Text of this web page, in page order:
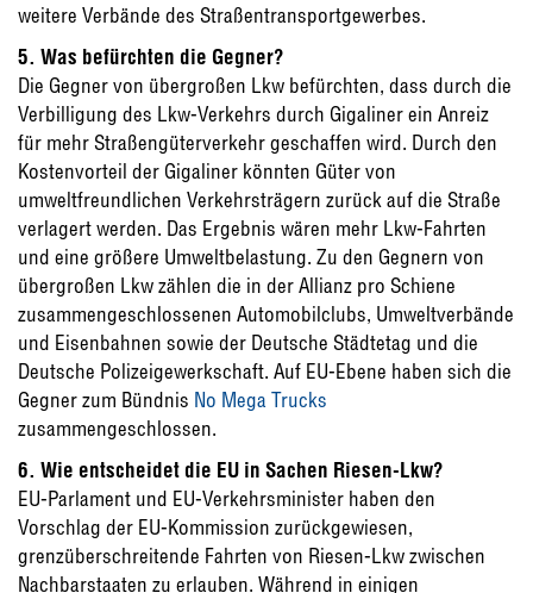
weitere Verbände des Straßentransportgewerbes.
5. Was befürchten die Gegner?
Die Gegner von übergroßen Lkw befürchten, dass durch die
Verbilligung des Lkw-Verkehrs durch Gigaliner ein Anreiz
für mehr Straßengüterverkehr geschaffen wird. Durch den
Kostenvorteil der Gigaliner könnten Güter von
umweltfreundlichen Verkehrsträgern zurück auf die Straße
verlagert werden. Das Ergebnis wären mehr Lkw-Fahrten
und eine größere Umweltbelastung. Zu den Gegnern von
übergroßen Lkw zählen die in der Allianz pro Schiene
zusammengeschlossenen Automobilclubs, Umweltverbände
und Eisenbahnen sowie der Deutsche Städtetag und die
Deutsche Polizeigewerkschaft. Auf EU-Ebene haben sich die
Gegner zum Bündnis No Mega Trucks
zusammengeschlossen.
6. Wie entscheidet die EU in Sachen Riesen-Lkw?
EU-Parlament und EU-Verkehrsminister haben den
Vorschlag der EU-Kommission zurückgewiesen,
grenzüberschreitende Fahrten von Riesen-Lkw zwischen
Nachbarstaaten zu erlauben. Während in einigen